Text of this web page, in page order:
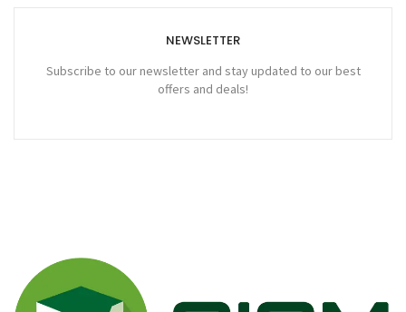
NEWSLETTER
Subscribe to our newsletter and stay updated to our best
offers and deals!